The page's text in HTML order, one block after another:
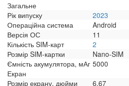
Загальне
Рік випуску
2023
Операційна система
Android
Версія ОС
11
Кількість SIM-карт
2
Розмір SIM-картки
Nano-SIM
Ємність акумулятора, мАг 5000
Екран
Розмір екрану, дюйми
6.67